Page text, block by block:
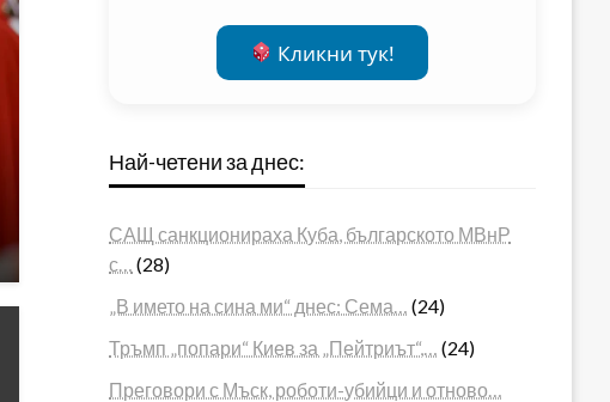
Кликни тук!
Най-четени за днес:
САЩ санкционираха Куба, българското МВнР
с…
(28)
„В името на сина ми“ днес: Сема…
(24)
Тръмп „попари“ Киев за „Пейтриът“,…
(24)
Преговори с Мъск, роботи-убийци и отново…